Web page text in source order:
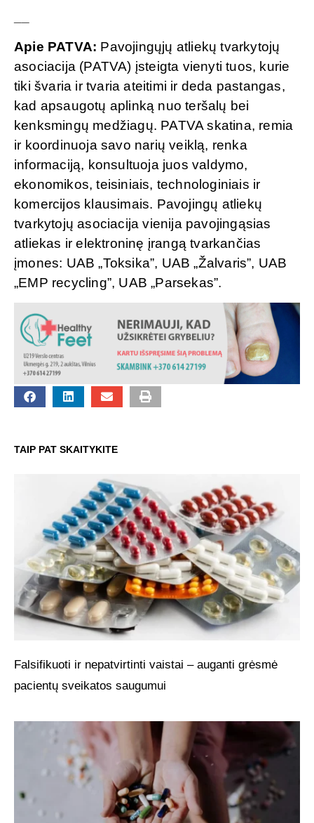
Apie PATVA: Pavojingųjų atliekų tvarkytojų
asociacija (PATVA) įsteigta vienyti tuos, kurie
tiki švaria ir tvaria ateitimi ir deda pastangas,
kad apsaugotų aplinką nuo teršalų bei
kenksmingų medžiagų. PATVA skatina, remia
ir koordinuoja savo narių veiklą, renka
informaciją, konsultuoja juos valdymo,
ekonomikos, teisiniais, technologiniais ir
komercijos klausimais. Pavojingų atliekų
tvarkytojų asociacija vienija pavojingąsias
atliekas ir elektroninę įrangą tvarkančias
įmones: UAB „Toksika”, UAB „Žalvaris”, UAB
„EMP recycling”, UAB „Parsekas”.
TAIP PAT SKAITYKITE
Falsifikuoti ir nepatvirtinti vaistai – auganti grėsmė
pacientų sveikatos saugumui